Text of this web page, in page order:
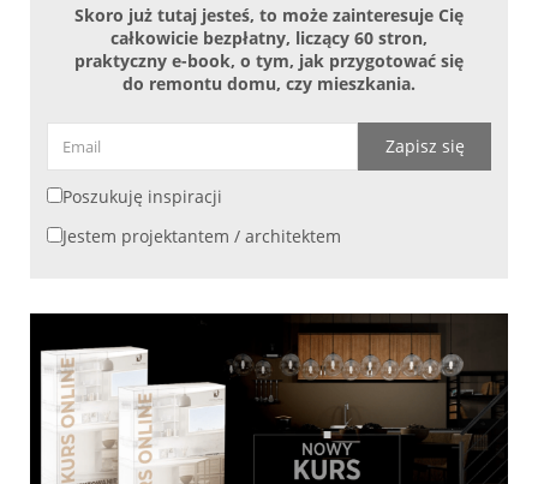
Skoro już tutaj jesteś, to może zainteresuje Cię
całkowicie bezpłatny, liczący 60 stron,
praktyczny e-book, o tym, jak przygotować się
do remontu domu, czy mieszkania.
Zapisz się
Poszukuję inspiracji
Jestem projektantem / architektem